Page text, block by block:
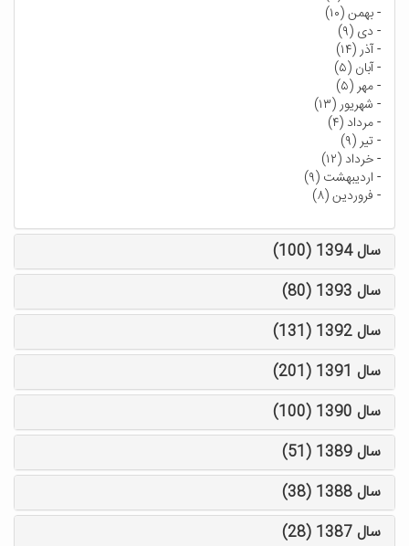
-بهمن (۱۰)
- دی (۹)
-آذر (۱۴)
-آبان (۵)
-مهر (۵)
- شهریور (۱۳)
-مرداد (۴)
-تیر (۹)
-خرداد (۱۲)
- اردیبهشت (۹)
- فروردین (۸)
سال 1394 (100)
سال 1393 (80)
سال 1392 (131)
سال 1391 (201)
سال 1390 (100)
سال 1389 (51)
سال 1388 (38)
سال 1387 (28)